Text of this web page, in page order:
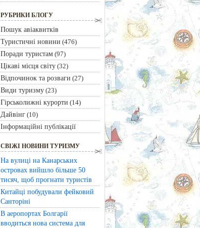
РУБРИКИ БЛОГУ
Пошук авіаквитків
Туристичні новини (476)
Поради туристам(97)
Цікаві місця світу(32)
Відпочинок та розваги (27)
Види туризму(23)
Гірськолижні курорти (14)
Дайвінг(10)
Інформаційні публікації
СВІЖІ НОВИНИ ТУРИЗМУ
На вулиці на Канарських
островах вийшло більше 50
тисяч, щоб прогнати туристів
Китайці побудували фейковий
Санторіні
В аеропортах Болгарії
вводиться нова система для